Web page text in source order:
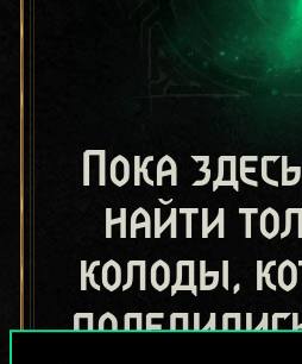
Пока
найти
колоды,